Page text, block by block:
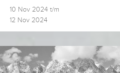
10 Nov 2024 t/m
12 Nov 2024